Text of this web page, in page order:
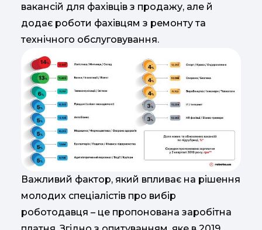
вакансій для фахівців з продажу, але й
додає роботи фахівцям з ремонту та
технічного обслуговування.
Важливий фактор, який впливає на рішення
молодих спеціалістів про вибір
роботодавця – це пропонована заробітна